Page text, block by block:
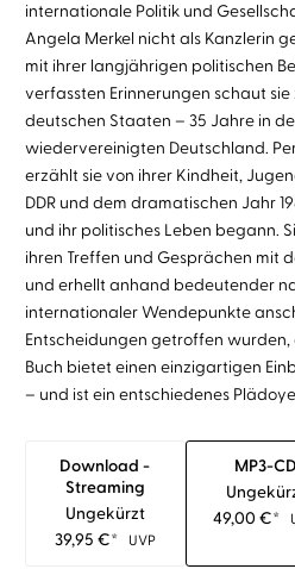
internationale Politik und
Angela Merkel nicht als Kanzlerin
mit ihrer langjährigen politischen
verfassten Erinnerungen schaut
deutschen Staaten – 35 Jahre in
wiedervereinigten Deutschland.
erzählt sie von ihrer Kindheit,
DDR und dem dramatischen Jahr
und ihr politisches Leben begann.
ihren Treffen und Gesprächen mit
und erhellt anhand bedeutender
internationaler Wendepunkte
Entscheidungen getroffen wurden,
Buch bietet einen einzigartigen
– und ist ein entschiedenes
Download -
Streaming
Ungekürzt
39,95 €* UVP
MP3-CD
49,00€*